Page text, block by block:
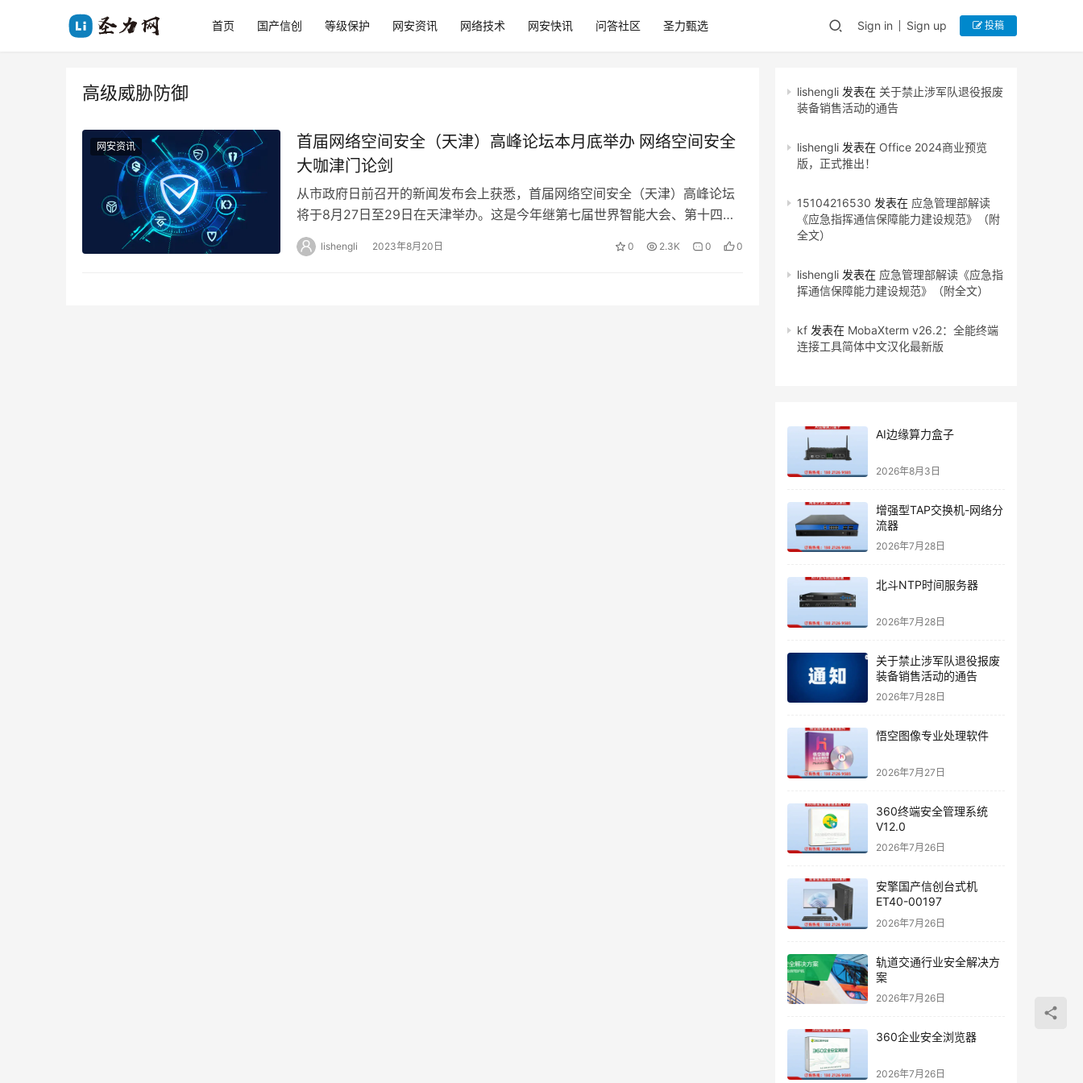
首页 国产信创 等级保护 网安资讯 网络技术 网安快讯 问答社区 圣力甄选 Sign in Sign up 投稿
高级威胁防御
网安资讯
首届网络空间安全（天津）高峰论坛本月底举办 网络空间安全
大咖津门论剑
从市政府日前召开的新闻发布会上获悉，首届网络空间安全（天津）高峰论坛
将于8月27日至29日在天津举办。这是今年继第七届世界智能大会、第十四届
夏季达沃斯论坛成功举办后，天津承办的又一…
lishengli 2023年8月20日 0 2.3K 0 0
lishengli 发表在 关于禁止涉军队退役报废
装备销售活动的通告
lishengli 发表在 Office 2024商业预览
版，正式推出！
15104216530 发表在 应急管理部解读
《应急指挥通信保障能力建设规范》（附
全文）
lishengli 发表在 应急管理部解读《应急指
挥通信保障能力建设规范》（附全文）
kf 发表在 MobaXterm v26.2：全能终端
连接工具简体中文汉化最新版
AI边缘算力盒子
2026年8月3日
增强型TAP交换机-网络分
流器
2026年7月28日
北斗NTP时间服务器
2026年7月28日
关于禁止涉军队退役报废
装备销售活动的通告
2026年7月28日
悟空图像专业处理软件
2026年7月27日
360终端安全管理系统
V12.0
2026年7月26日
安擎国产信创台式机
ET40-00197
2026年7月26日
轨道交通行业安全解决方
案
2026年7月26日
360企业安全浏览器
2026年7月26日